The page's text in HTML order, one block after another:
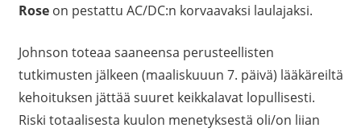
Roseon pestattu AC/DC:n korvaavaksi laulajaksi.
Johnson toteaa saaneensa perusteellisten
tutkimusten jälkeen (maaliskuuun 7. päivä) lääkäreiltä
kehoituksen jättää suuret keikkalavat lopullisesti.
Riski totaalisesta kuulon menetyksestä oli/on liian